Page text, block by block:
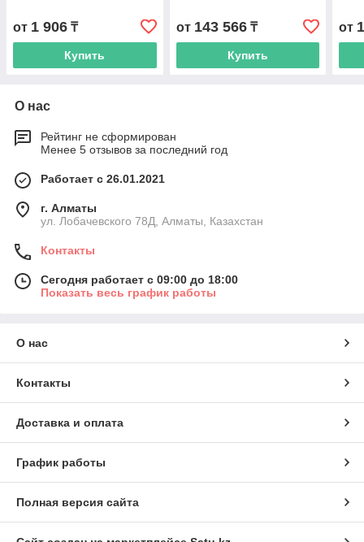
от 1 906 ₸
Купить
от 143 566₸
Купить
от
О нас
Рейтинг не сформирован
Менее 5 отзывов за последний год
Работает с 26.01.2021
г. Алматы
ул. Лобачевского 78Д, Алматы, Казахстан
Контакты
Сегодня работает с 09:00 до 18:00
Показать весь график работы
О нас
Контакты
Доставка и оплата
График работы
Полная версия сайта